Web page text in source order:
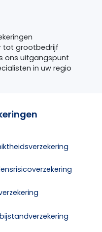
tot grootbedrijf
ons uitgangspunt
in uw regio